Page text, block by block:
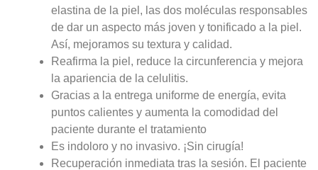
elastina de la piel, las dos moléculas responsables
de dar un aspecto más joven y tonificado a la piel.
Así, mejoramos su textura y calidad.
Reafirma la piel, reduce la circunferencia y mejora
la apariencia de la celulitis.
Gracias a la entrega uniforme de energía, evita
puntos calientes y aumenta la comodidad del
paciente durante el tratamiento
Es indoloro y no invasivo. ¡Sin cirugía!
Recuperación inmediata tras la sesión. El paciente